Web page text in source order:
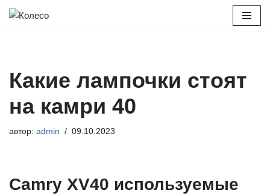
Какие лампочки стоят
на камри 40
автор: admin 09.10.2023
Camry XV40 используемые